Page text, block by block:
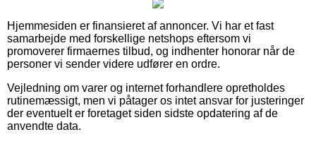
Hjemmesiden er finansieret af annoncer. Vi har et fast
samarbejde med forskellige netshops eftersom vi
promoverer firmaernes tilbud, og indhenter honorar når de
personer vi sender videre udfører en ordre.
Vejledning om varer og internet forhandlere opretholdes
rutinemæssigt, men vi påtager os intet ansvar for justeringer
der eventuelt er foretaget siden sidste opdatering af de
anvendte data.